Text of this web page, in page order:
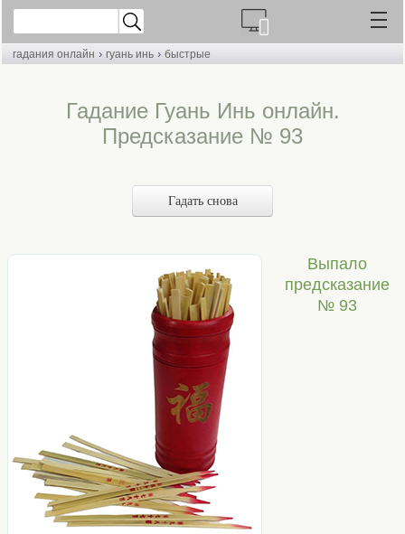
гадания онлайн › гуань инь › быстрые
Гадание Гуань Инь онлайн.
Предсказание № 93
Гадать снова
Выпало
предсказание
№ 93